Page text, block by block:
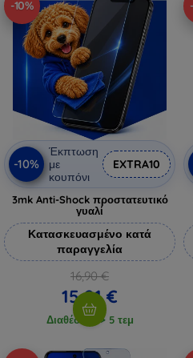
-10%
-10%
Έκπτωση
με
κουπόνι
EXTRA10
3mk Anti-Shock προστατευτικό
γυαλί
Κατασκευασμένο κατά
παραγγελία
16,90 €
15,21 €
Διαθέσιμο > 5 τεμ